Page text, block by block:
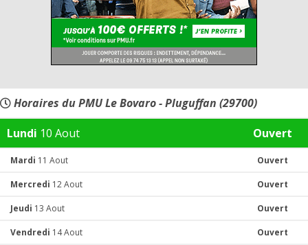
Horaires du PMU Le Bovaro - Pluguffan (29700)
Lundi 10 Aout Ouvert
Mardi 11 Aout Ouvert
Mercredi 12 Aout Ouvert
Jeudi 13 Aout Ouvert
Vendredi 14 Aout Ouvert